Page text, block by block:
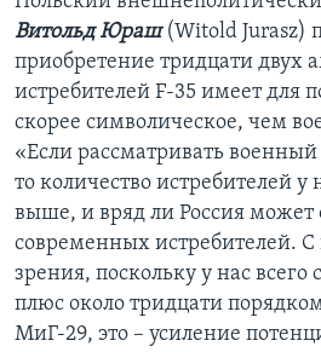
Витольд Юраш(Witold Jurasz)
приобретение тридцати двух
истребителей F-35 имеет для
скорее символическое, чем
«Если рассматривать
то количество истребителей у
выше, и вряд ли Россия может
современных истребителей.
зрения, поскольку у нас всего
плюс около тридцати
МиГ-29, это – усиление